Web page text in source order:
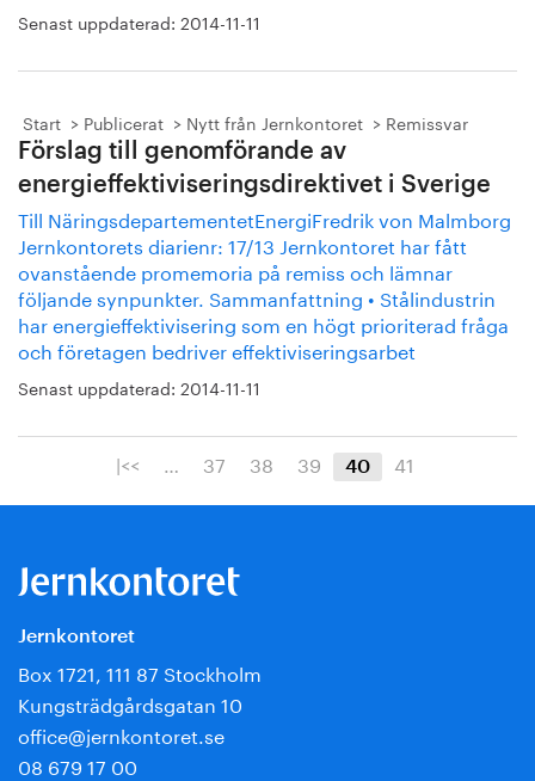
Senast uppdaterad: 2014-11-11
Start Publicerat Nytt från Jernkontoret Remissvar
Förslag till genomförande av
energieffektiviseringsdirektivet i Sverige
Till NäringsdepartementetEnergiFredrik von Malmborg
Jernkontorets diarienr: 17/13 Jernkontoret har fått
ovanstående promemoria på remiss och lämnar
följande synpunkter. Sammanfattning • Stålindustrin
har energieffektivisering som en högt prioriterad fråga
och företagen bedriver effektiviseringsarbet
Senast uppdaterad: 2014-11-11
|<< … 37 38 39 40 41
Jernkontoret
Box 1721, 111 87 Stockholm
Kungsträdgårdsgatan 10
office@jernkontoret.se
08 679 17 00